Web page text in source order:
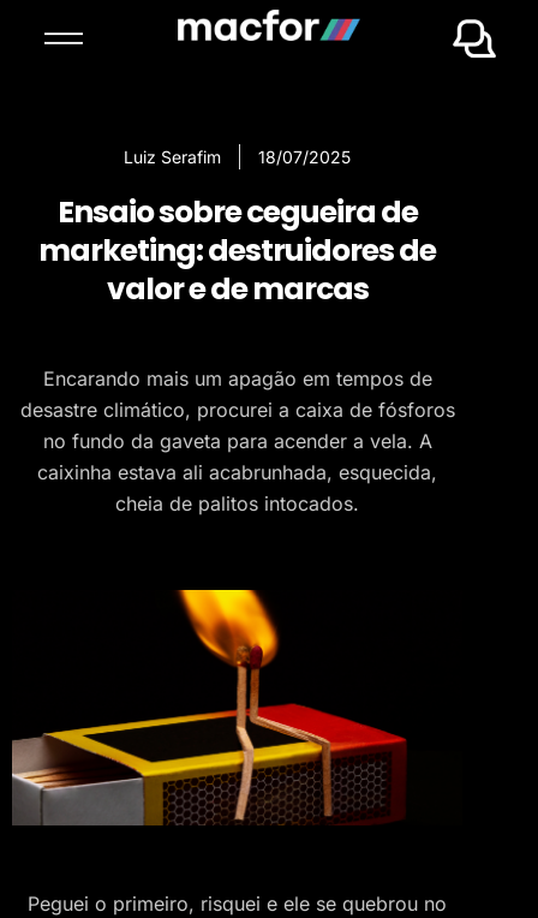
Luiz Serafim 18/07/2025
Ensaio sobre cegueira de
marketing: destruidores de
valor e de marcas
Encarando mais um apagão em tempos de
desastre climático, procurei a caixa de fósforos
no fundo da gaveta para acender a vela. A
caixinha estava ali acabrunhada, esquecida,
cheia de palitos intocados.
Peguei o primeiro, risquei e ele se quebrou no